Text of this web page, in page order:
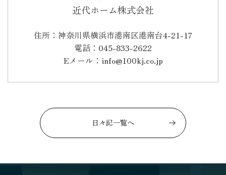
近代ホーム株式会社
住所：神奈川県横浜市港南区港南台4-21-17
電話：045-833-2622
Eメール：info@100kj.co.jp
日々記一覧へ